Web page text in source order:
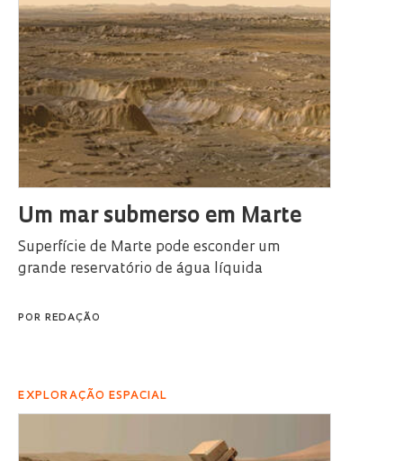
Um mar submerso em Marte
Superfície de Marte pode esconder um
grande reservatório de água líquida
POR REDAÇÃO
EXPLORAÇÃO ESPACIAL